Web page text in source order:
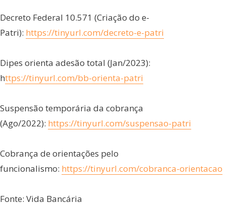
Decreto Federal 10.571 (Criação do e-
Patri): https://tinyurl.com/decreto-e-patri
Dipes orienta adesão total (Jan/2023):
https://tinyurl.com/bb-orienta-patri
Suspensão temporária da cobrança
(Ago/2022): https://tinyurl.com/suspensao-patri
Cobrança de orientações pelo
funcionalismo: https://tinyurl.com/cobranca-orientacao
Fonte: Vida Bancária